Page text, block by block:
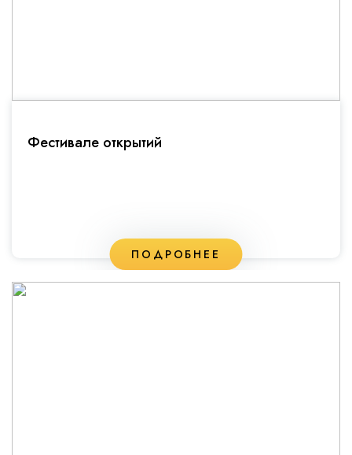
Фестивале открытий
ПОДРОБНЕЕ